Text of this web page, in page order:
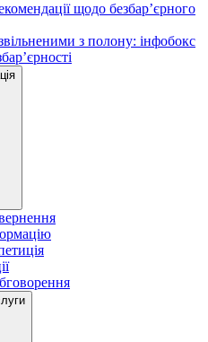
щодо безбар’єрного
з полону: інфобокс